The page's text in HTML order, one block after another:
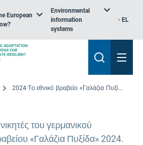
European
Environmental
information
systems
EL
2024 Το εθνικό βραβείο «Γαλάζια Πυξίδα» της Γερμανίας απονέμεται για εξαιρετικά έργα προσαρμογής
του γερμανικού
«Γαλάζια Πυξίδα» 2024.